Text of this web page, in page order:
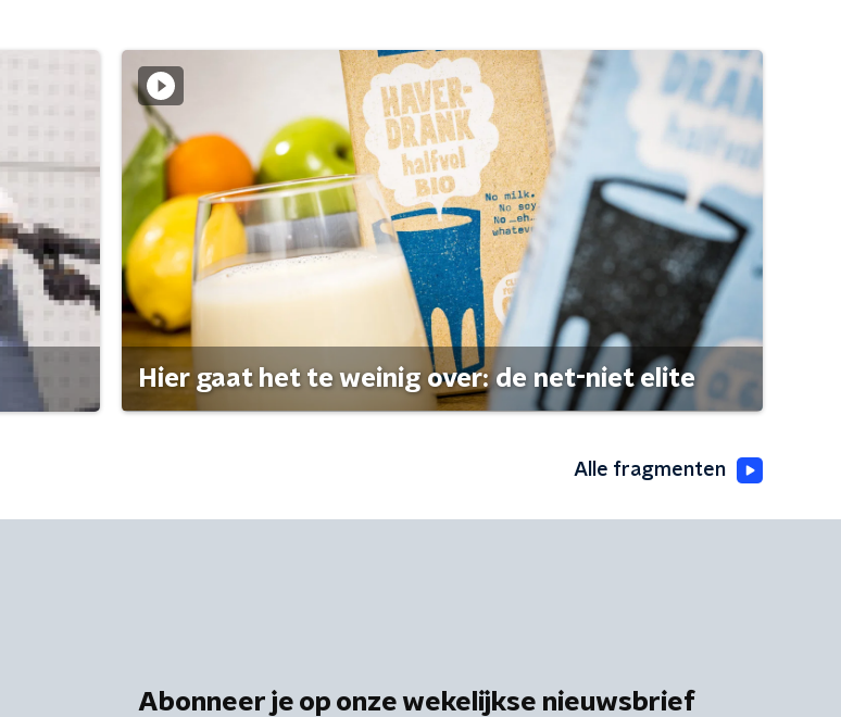
Hier gaat het te weinig over: de net-niet elite
Alle fragmenten
Abonneer je op onze wekelijkse nieuwsbrief